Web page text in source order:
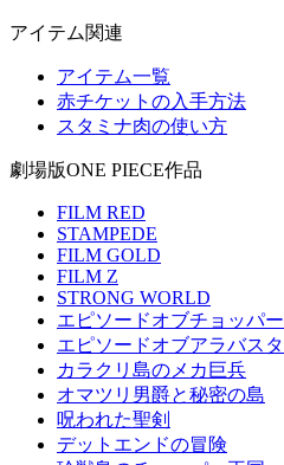
アイテム関連
アイテム一覧
赤チケットの入手方法
スタミナ肉の使い方
劇場版ONE PIECE作品
FILM RED
STAMPEDE
FILM GOLD
FILM Z
STRONG WORLD
エピソードオブチョッパー
エピソードオブアラバスタ
カラクリ島のメカ巨兵
オマツリ男爵と秘密の島
呪われた聖剣
デットエンドの冒険